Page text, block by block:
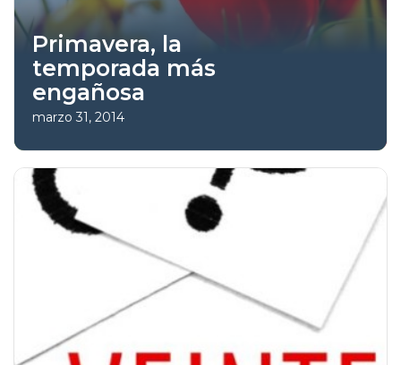
Primavera, la
temporada más
engañosa
marzo 31, 2014